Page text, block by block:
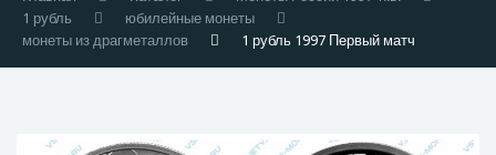
1 рубль
юбилейные монеты
монеты из драгметаллов
1 рубль 1997 Первый матч